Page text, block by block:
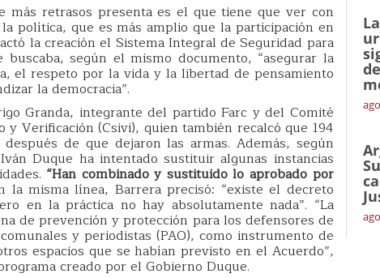
más retrasos presenta es el que tiene que ver con
política, que es más amplio que la participación en
la creación el Sistema Integral de Seguridad para
según el mismo documento, “asegurar la
el respeto por la vida y la libertad de pensamiento
la democracia”.
Granda, integrante del partido Farc y del Comité
Verificación (Csivi), quien también recalcó que 194
de que dejaron las armas. Además, según
Duque ha intentado sustituir algunas instancias
“Han combinado y sustituido lo aprobado por
la misma línea, Barrera precisó: “existe el decreto
en la práctica no hay absolutamente nada”. “La
de prevención y protección para los defensores de
y periodistas (PAO), como instrumento de
espacios que se habían previsto en el Acuerdo”,
creado por el Gobierno Duque.